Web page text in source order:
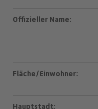
Offizieller Name
Fläche/Einwohner
Hauptstadt